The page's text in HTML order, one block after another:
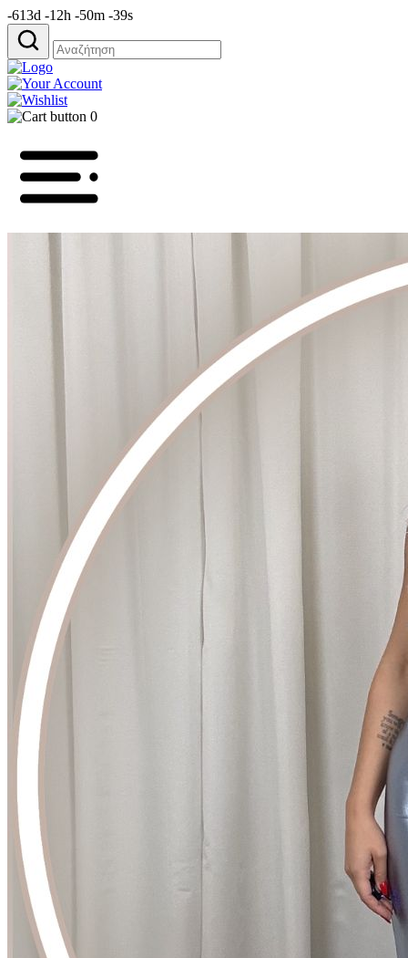
-613d -12h -50m -39s
Αναζήτηση
για:
0